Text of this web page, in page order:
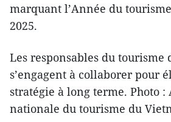
marquant l’Année du
2025.
Les responsables du tourisme
s’engagent à collaborer pour
stratégie à long terme. Photo :
nationale du tourisme du